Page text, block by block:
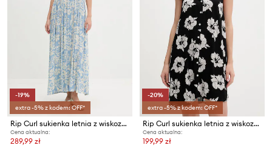
-19%
extra -5% z kodem: OFF*
Rip Curl sukienka letnia z wiskozy PARTY PACK
Cena aktualna:
289,99 zł
-20%
extra -5% z kodem: OFF*
Rip Curl sukienka letnia z wiskozy PARTY PACK
Cena aktualna:
199,99 zł